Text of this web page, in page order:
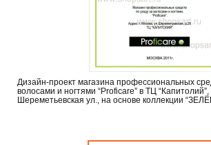
Дизайн-проект магазина профессиональных
волосами и ногтями “Proficare” в ТЦ
Шереметьевская ул., на основе коллекции